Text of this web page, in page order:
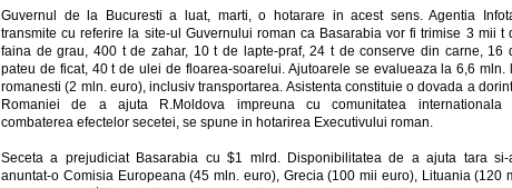
Guvernul de la Bucuresti a luat, marti, o hotarare in acest sens. Agentia
transmite cu referire la site-ul Guvernului roman ca Basarabia vor fi trimise 3 mii t
faina de grau, 400 t de zahar, 10 t de lapte-praf, 24 t de conserve din carne, 16
pateu de ficat, 40 t de ulei de floarea-soarelui. Ajutoarele se evalueaza la 6,6 mln.
romanesti (2 mln. euro), inclusiv transportarea. Asistenta constituie o dovada a
Romaniei de a ajuta R.Moldova impreuna cu comunitatea internationala
combaterea efectelor secetei, se spune in hotarirea Executivului roman.
Seceta a prejudiciat Basarabia cu $1 mlrd. Disponibilitatea de a ajuta tara si-
anuntat-o Comisia Europeana (45 mln. euro), Grecia (100 mii euro), Lituania (120